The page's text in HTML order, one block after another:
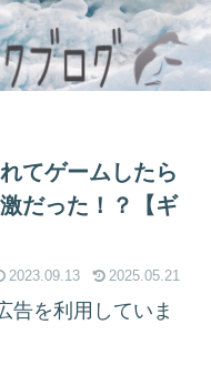
てゲームしたら
だった！？【ギ
2023.09.13 2025.05.21
告を利用していま